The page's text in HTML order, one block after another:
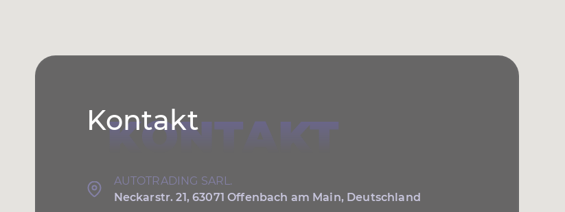
Kontakt
KONTAKT
AUTOTRADING SARL.
Neckarstr. 21, 63071 Offenbach am Main, Deutschland